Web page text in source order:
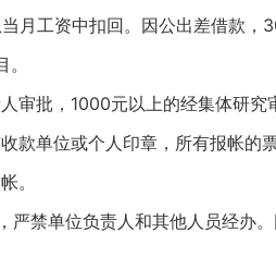
月工资中扣回。因公出差借款，
审批，1000元以上的经集体研
款单位或个人印章，所有报帐的
。
禁单位负责人和其他人员经办